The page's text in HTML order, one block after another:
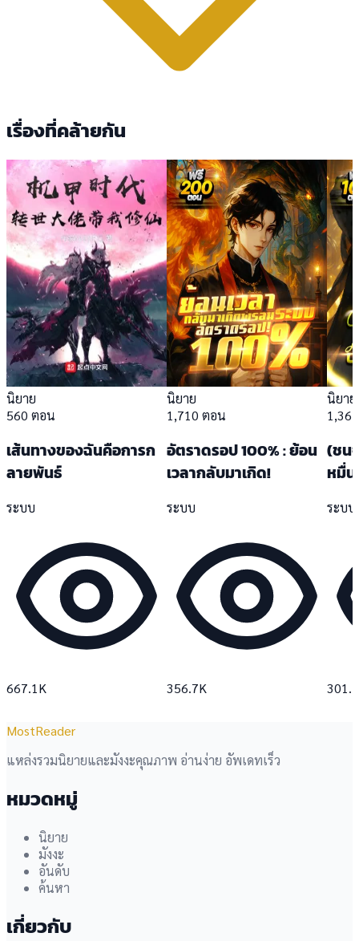
เรื่องที่คล้ายกัน
นิยาย
560 ตอน
เส้นทางของฉันคือการก
ลายพันธ์
ระบบ
667.1K
นิยาย
1,710 ตอน
อัตราดรอป 100% : ย้อน
เวลากลับมาเกิด!
ระบบ
356.7K
นิยาย
(ชน
หมื่
ระบบ
MostReader
แหล่งรวมนิยายและมังงะคุณภาพ อ่านง่าย อัพเดทเร็ว
หมวดหมู่
นิยาย
มังงะ
อันดับ
ค้นหา
เกี่ยวกับ